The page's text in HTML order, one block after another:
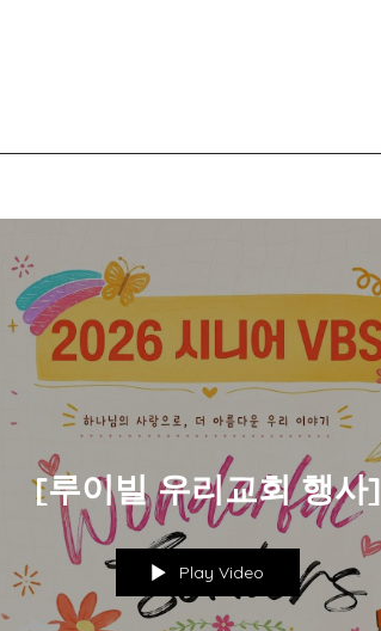
[루이빌 우리교회 행사]
Play Video